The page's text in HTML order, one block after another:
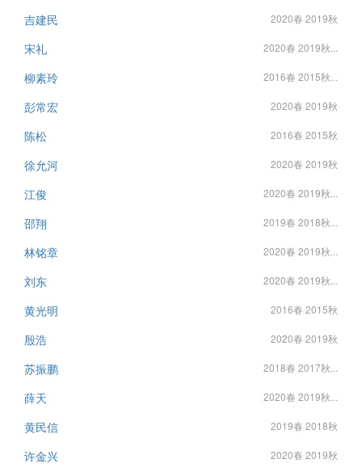
吉建民 2020春 2019秋
宋礼 2020春 2019秋...
柳素玲 2016春 2015秋...
彭常宏 2020春 2019秋
陈松 2016春 2015秋
徐允河 2020春 2019秋
江俊 2020春 2019秋...
邵翔 2019春 2018秋...
林铭章 2020春 2019秋...
刘东 2020春 2019秋...
黄光明 2016春 2015秋
殷浩 2020春 2019秋
苏振鹏 2018春 2017秋...
薛天 2020春 2019秋...
黄民信 2019春 2018秋
许金兴 2020春 2019秋